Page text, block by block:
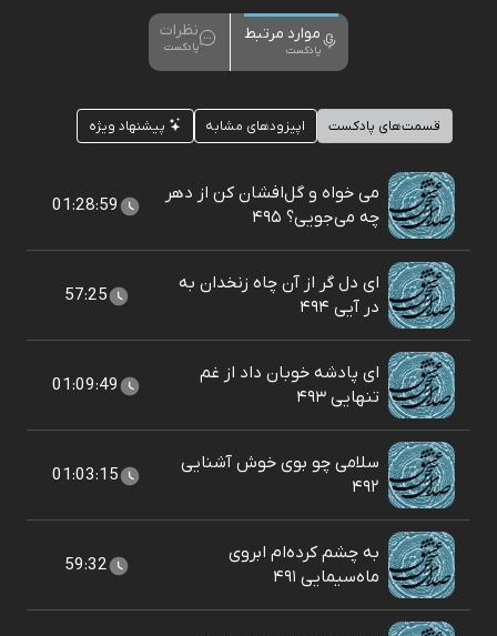
موارد مرتبط
پادکست
نظرات
پادکست
قسمت‌های پادکست اپیزودهای مشابه پیشنهاد ویژه
می خواه و گل‌افشان کن از دهر
چه می‌جویی؟ ۴۹۵
01:28:59
ای دل گر از آن چاه زنخدان به
در آیی ۴۹۴
57:25
ای پادشه خوبان داد از غم
تنهایی ۴۹۳
01:09:49
سلامی چو بوی خوش آشنایی
۴۹۲
01:03:15
به چشم کرده‌ام ابروی
ماه‌سیمایی ۴۹۱
59:32